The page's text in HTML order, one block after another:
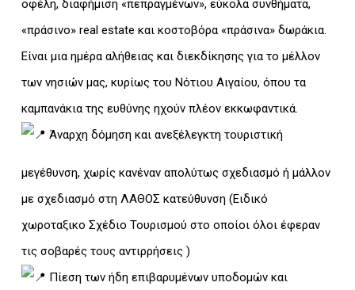
οφέλη, διαφήμιση «πεπραγμένων», εύκολα συνθήματα,
«πράσινο» real estate και κοστοβόρα «πράσινα» δωράκια.
Είναι μια ημέρα αλήθειας και διεκδίκησης για το μέλλον
των νησιών μας, κυρίως του Νότιου Αιγαίου, όπου τα
καμπανάκια της ευθύνης ηχούν πλέον εκκωφαντικά.
Άναρχη δόμηση και ανεξέλεγκτη τουριστική
μεγέθυνση, χωρίς κανέναν απολύτως σχεδιασμό ή μάλλον
με σχεδιασμό στη ΛΑΘΟΣ κατεύθυνση (Ειδικό
χωροταξικο Σχέδιο Τουρισμού στο οποίοι όλοι έφεραν
τις σοβαρές τους αντιρρήσεις )
Πίεση των ήδη επιβαρυμένων υποδομών και